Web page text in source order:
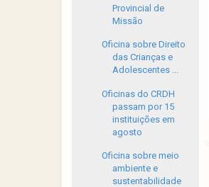
Provincial de
Missão
Oficina sobre Direito
das Crianças e
Adolescentes ...
Oficinas do CRDH
passam por 15
instituições em
agosto
Oficina sobre meio
ambiente e
sustentabilidade